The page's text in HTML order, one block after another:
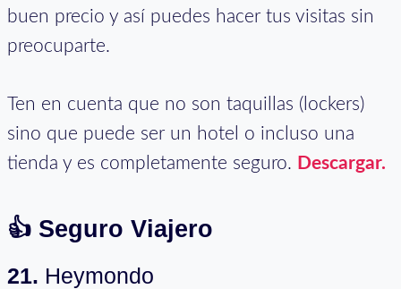
buen precio y así puedes hacer tus visitas sin
preocuparte.
Ten en cuenta que no son taquillas (lockers)
sino que puede ser un hotel o incluso una
tienda y es completamente seguro. Descargar.
👍 Seguro Viajero
21. Heymondo